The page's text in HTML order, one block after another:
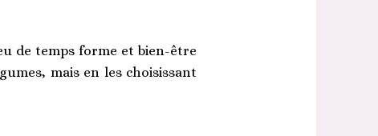
de temps forme et bien-être
mais en les choisissant